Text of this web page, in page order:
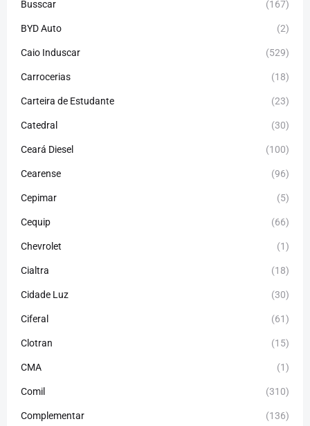
Busscar (167)
BYD Auto (2)
Caio Induscar (529)
Carrocerias (18)
Carteira de Estudante (23)
Catedral (30)
Ceará Diesel (100)
Cearense (96)
Cepimar (5)
Cequip (66)
Chevrolet (1)
Cialtra (18)
Cidade Luz (30)
Ciferal (61)
Clotran (15)
CMA (1)
Comil (310)
Complementar (136)